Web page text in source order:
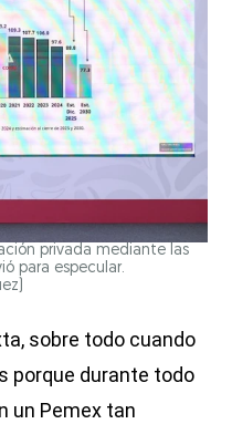
privada mediante las
para especular.
sobre todo cuando
porque durante todo
un Pemex tan